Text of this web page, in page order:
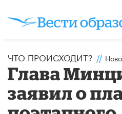
ЧТО ПРОИСХОДИТ? //
Глава
заявил о